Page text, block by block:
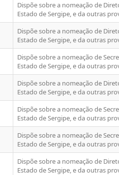
Dispõe sobre a nomeação de
Estado de Sergipe, e da outras
Dispõe sobre a nomeação de
Estado de Sergipe, e da outras
Dispõe sobre a nomeação de
Estado de Sergipe, e da outras
Dispõe sobre a nomeação de
Estado de Sergipe, e da outras
Dispõe sobre a nomeação de
Estado de Sergipe, e da outras
Dispõe sobre a nomeação de
Estado de Sergipe, e da outras
Dispõe sobre a nomeação de
Estado de Sergipe, e da outras